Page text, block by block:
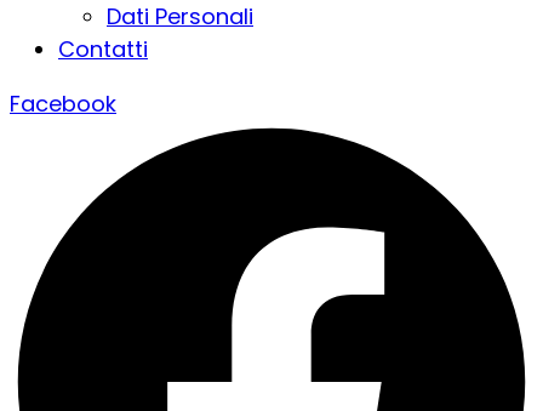
Dati Personali
Contatti
Facebook